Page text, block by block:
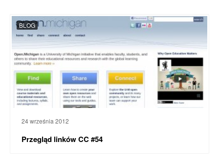
BLOG
24 września 2012
Przegląd linków CC #54